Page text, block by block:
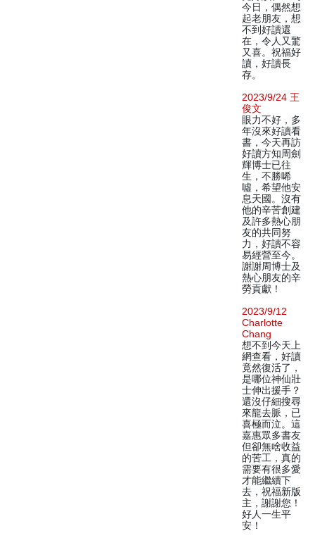
今日，偶然想
起老朋友，想
不到好讀還
在，令人又驚
又喜。祝福好
讀，好讀長
存。
2023/9/24 王
俊文
眼力不好，多
年沒來好讀看
書，今天再訪
好讀方知周劍
輝博士已往
生，不勝唏
噓，希望他安
息天國。沒有
他的辛苦創建
及許多熱心朋
友的共同努
力，好讀不容
易經營至今。
謝謝周博士及
熱心朋友的辛
勞貢獻！
2023/9/12
Charlotte
Chang
想不到今天上
網查看，好讀
竟然復活了，
是哪位神仙壯
士伸出援手？
還沒仔細搜尋
來龍去脈，已
喜極而泣。這
嘉惠眾多書友
但卻無啥收益
的苦工，真的
需要有很多愛
才能繼續下
去，祝福新版
主，謝謝您！
好人一生平
安！